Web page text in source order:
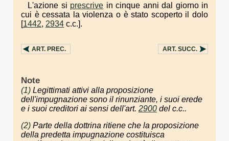
L'azione si prescrive in cinque anni dal giorno in
cui è cessata la violenza o è stato scoperto il dolo
[1442, 2934 c.c.].
ART. PREC. ART. SUCC.
Note
(1) Legittimati attivi alla proposizione
dell'impugnazione sono il rinunziante, i suoi erede
e i suoi creditori ai sensi dell'art. 2900 del c.c..
(2) Parte della dottrina ritiene che la proposizione
della predetta impugnazione costituisca